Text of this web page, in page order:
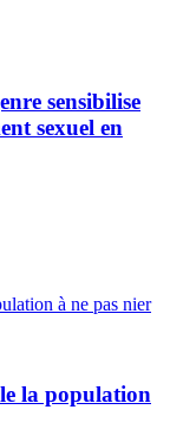
sensibilise
sexuel en
la population